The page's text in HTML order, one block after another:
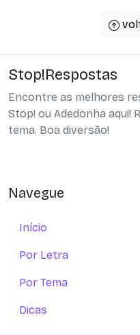
Stop!Respostas
Encontre as melhores
Stop! ou Adedonha aqui!
tema. Boa diversão!
Navegue
Início
Por Letra
Por Tema
Dicas